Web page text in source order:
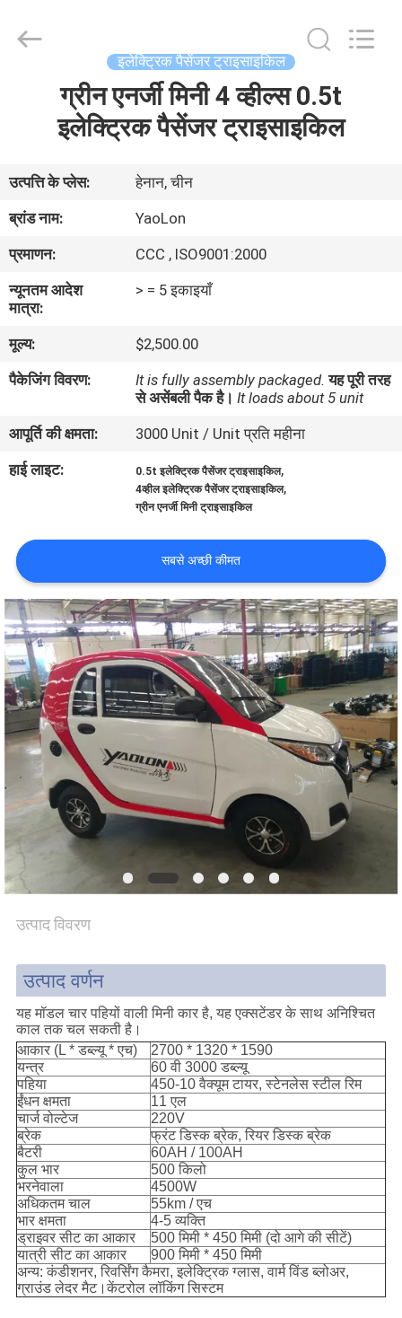
हमारे
बारे
कारखाना
भ्रमण
गुणवत्ता
नियंत्रण
करें
समाचार
एक
उद्धरण
की
विनती
करे
साइटमैप
PRIVACY
POLICY
Motorcycle
इलेक्ट्रिक पैसेंजर ट्राइसाइकिल
ग्रीन एनर्जी मिनी 4 व्हील्स 0.5t
इलेक्ट्रिक पैसेंजर ट्राइसाइकिल
उत्पत्ति के प्लेस:
हेनान, चीन
ब्रांड नाम:
YaoLon
प्रमाणन:
CCC , ISO9001:2000
न्यूनतम आदेश
मात्रा:
> = 5 इकाइयाँ
मूल्य:
$2,500.00
पैकेजिंग विवरण:
It is fully assembly packaged. यह पूरी तरह
से असेंबली पैक है। It loads about 5 unit
आपूर्ति की क्षमता:
3000 Unit / Unit प्रति महीना
हाई लाइट:
0.5t इलेक्ट्रिक पैसेंजर ट्राइसाइकिल,
4व्हील इलेक्ट्रिक पैसेंजर ट्राइसाइकिल,
ग्रीन एनर्जी मिनी ट्राइसाइकिल
सबसे अच्छी कीमत
उत्पाद विवरण
उत्पाद वर्णन
यह मॉडल चार पहियों वाली मिनी कार है, यह एक्सटेंडर के साथ अनिश्चित
काल तक चल सकती है।
आकार (L * डब्ल्यू * एच)
2700 * 1320 * 1590
यन्त्र
60 वी 3000 डब्ल्यू
पहिया
450-10 वैक्यूम टायर, स्टेनलेस स्टील रिम
ईंधन क्षमता
11 एल
चार्ज वोल्टेज
220V
ब्रेक
फ्रंट डिस्क ब्रेक, रियर डिस्क ब्रेक
बैटरी
60AH / 100AH
कुल भार
500 किलो
भरनेवाला
4500W
अधिकतम चाल
55km / एच
भार क्षमता
4-5 व्यक्ति
ड्राइवर सीट का आकार
500 मिमी * 450 मिमी (दो आगे की सीटें)
यात्री सीट का आकार
900 मिमी * 450 मिमी
अन्य: कंडीशनर, रिवर्सिंग कैमरा, इलेक्ट्रिक ग्लास, वार्म विंड ब्लोअर,
ग्राउंड लेदर मैट।केंटरोल लॉकिंग सिस्टम